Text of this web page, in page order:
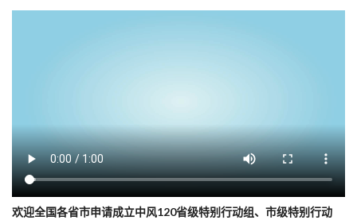
欢迎全国各省市申请成立中风120省级特别行动组、市级特别行动